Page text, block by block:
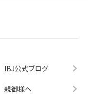
IBJ公式ブログ
親御様へ